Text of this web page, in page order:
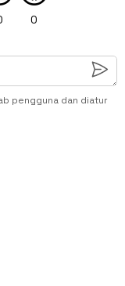
0
pengguna dan diatur